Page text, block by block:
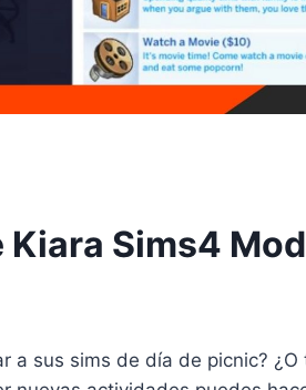
Kiara Sims4
a sus sims de día de picnic? ¿O